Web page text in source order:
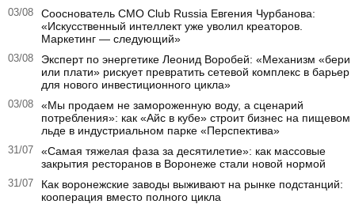
03/08
Сооснователь CMO Club Russia Евгения Чурбанова:
«Искусственный интеллект уже уволил креаторов.
Маркетинг — следующий»
03/08
Эксперт по энергетике Леонид Воробей: «Механизм «бери
или плати» рискует превратить сетевой комплекс в барьер
для нового инвестиционного цикла»
03/08
«Мы продаем не замороженную воду, а сценарий
потребления»: как «Айс в кубе» строит бизнес на пищевом
льде в индустриальном парке «Перспектива»
31/07
«Самая тяжелая фаза за десятилетие»: как массовые
закрытия ресторанов в Воронеже стали новой нормой
31/07
Как воронежские заводы выживают на рынке подстанций:
кооперация вместо полного цикла